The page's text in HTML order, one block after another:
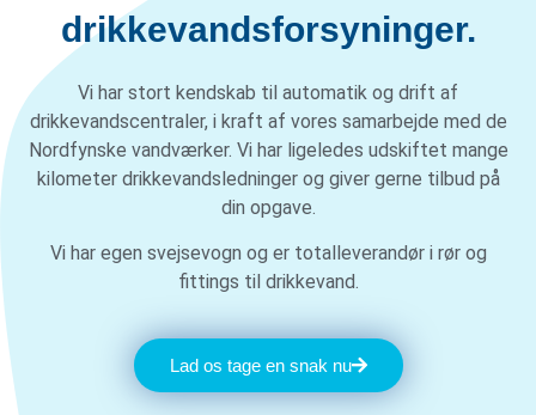
drikkevandsforsyninger.
Vi har stort kendskab til automatik og drift af
drikkevandscentraler, i kraft af vores samarbejde med de
Nordfynske vandværker. Vi har ligeledes udskiftet mange
kilometer drikkevandsledninger og giver gerne tilbud på
din opgave.
Vi har egen svejsevogn og er totalleverandør i rør og
fittings til drikkevand.
Lad os tage en snak nu